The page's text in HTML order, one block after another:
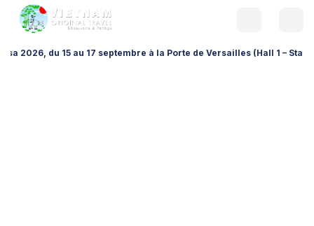
17 septembre à la Porte de Versailles (Hall 1 – Stand A026),